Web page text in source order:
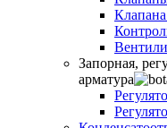
Запорная,
арматура